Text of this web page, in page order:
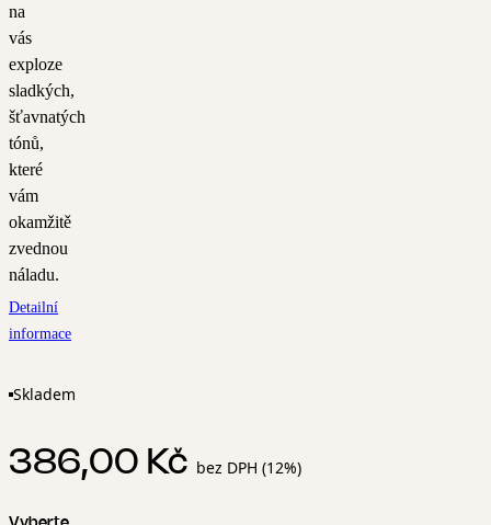
na
vás
exploze
sladkých,
šťavnatých
tónů,
které
vám
okamžitě
zvednou
náladu.
Detailní
informace
Skladem
386,00 Kč bez DPH (12%)